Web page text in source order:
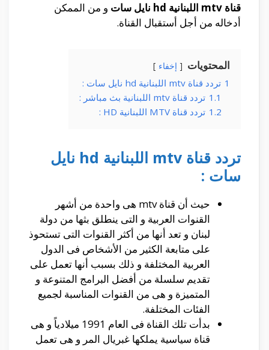
قناة mtv اللبنانية hd نايل سات
و من الممكن
أدخاله من أجل أستقبال القناة.
المحتويات إخفاء
1 تردد قناة mtv اللبنانية hd نايل سات :
1.1 تردد قناة mtv اللبنانية بث مباشر :
1.2 تردد قناة MTV اللبنانية HD :
تردد قناة mtv اللبنانية hd نايل
سات :
حيث أن قناة mtv هى واحدة من أشهر
القنوات العربية و التى ينطلق بثها من دولة
لبنان و تعد أنها من أكثر القنوات التى تستحوذ
على متابعة الكثير من الأشخاص فى الدول
العربية المختلفة و ذلك بسبب أنها تعمل على
تقديم سلسلة من أفضل البرامج المتنوعة و
المتميزة و هى من القنوات المناسبة لجميع
الفئات المختلفة.
بدأت تلك القناة فى العام 1991 ميلادياً و هى
قناة سياسية يملكها غبريال المر و هى تعمل